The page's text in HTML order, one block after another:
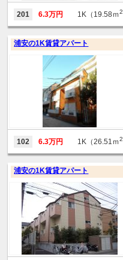
201 6.3万円 1K（19.58ｍ2
浦安の1K賃貸アパート
102 6.3万円 1K（26.51ｍ2
浦安の1K賃貸アパート